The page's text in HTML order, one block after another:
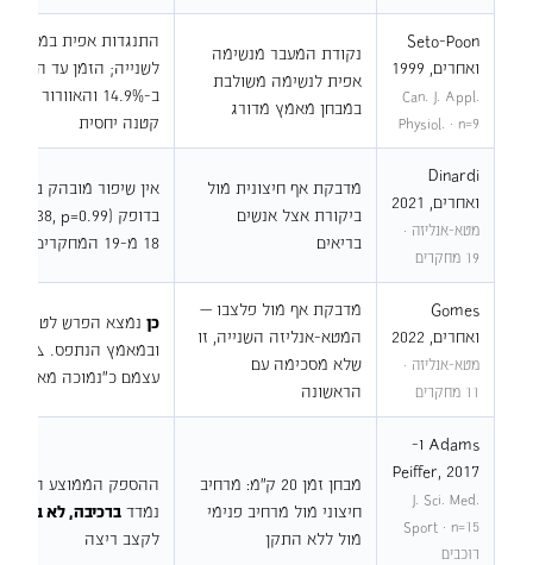
Seto-Poon
ואחרים, 1999
Can. J. Appl.
Physiol. · n=9
נקודת המעבר מנשימה
אפית לנשימה משולבת
במבחן מאמץ מדורג
קטנה יחסית
Dinardi
ואחרים, 2021
מטא-אנליזה ·
19 מחקרים
מדבקת אף חיצונית מול
ביקורת אצל אנשים
בריאים
18 מ-19 המחקרים סווגו בסיכון הטיה גבוה או לא ברור
Gomes
ואחרים, 2022
מטא-אנליזה ·
11 מחקרים
מדבקת אף מול פלצבו —
המטא-אנליזה השנייה, זו
שלא מסכימה עם
הראשונה
כן נמצא הפרש לטובת
ובמאמץ הנתפס. ⚠️
עצמם כ"נמוכה מאוד"
Adams ו-
Peiffer, 2017
J. Sci. Med.
Sport · n=15
רוכבים
מבחן זמן 20 ק״מ: מרחיב
חיצוני מול מרחיב פנימי
מול ללא התקן
נמדד ברכיבה, לא בריצה
לקצב ריצה